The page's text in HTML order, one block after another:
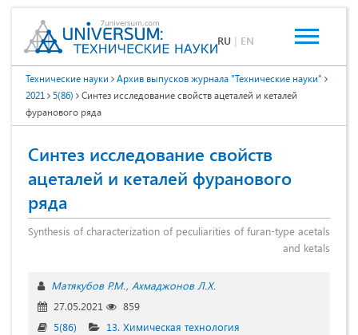
RU | EN
Технические науки
Архив выпусков журнала "Технические науки"
2021
5(86)
Синтез исследование свойств ацеталей и кеталей
фуранового ряда
Синтез исследование свойств
ацеталей и кеталей фуранового
ряда
Synthesis of characterization of peculiarities of furan-type acetals
and ketals
Матякубов Р.М. Ахмаджонов Л.Х.
27.05.2021
859
5(86)
13. Химическая технология